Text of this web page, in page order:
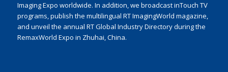
Imaging Expo worldwide. In addition, we broadcast inTouch TV
programs, publish the multilingual RT ImagingWorld magazine,
and unveil the annual RT Global Industry Directory during the
RemaxWorld Expo in Zhuhai, China.